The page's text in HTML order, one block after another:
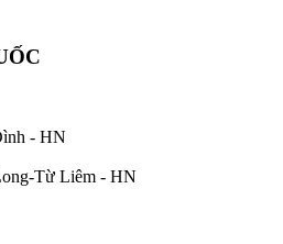
- HN
Từ Liêm - HN